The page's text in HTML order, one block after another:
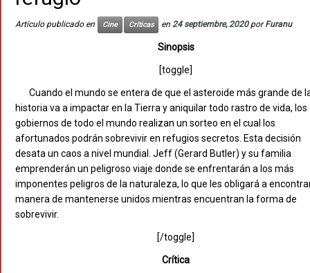
Artículo publicado en Cine Críticas en 24 septiembre, 2020 porFuranu
Sinopsis
[toggle]
Cuando el mundo se entera de que el asteroide más grande de
historia va a impactar en la Tierra y aniquilar todo rastro de vida, los
gobiernos de todo el mundo realizan un sorteo en el cual los
afortunados podrán sobrevivir en refugios secretos. Esta decisión
desata un caos a nivel mundial. Jeff (Gerard Butler) y su familia
emprenderán un peligroso viaje donde se enfrentarán a los más
imponentes peligros de la naturaleza, lo que les obligará a
manera de mantenerse unidos mientras encuentran la forma de
sobrevivir.
[/toggle]
Crítica